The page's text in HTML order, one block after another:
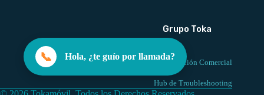
Grupo Toka
Red de Atención Comercial
Hub de Troubleshooting
📞 Hola, ¿te guío por llamada?